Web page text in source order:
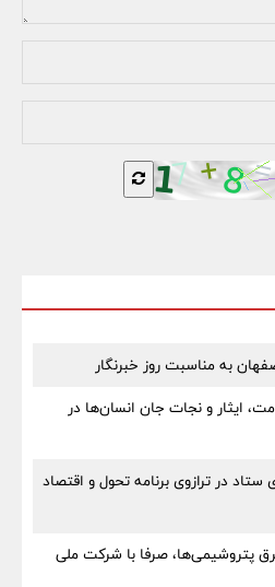
به مناسبت روز خبرنگار
ایثار و نجات جان انسان‌ها در
در ترازوی برنامه تحول و اقتصاد
پتروشیمی‌ها، صرفا با شرکت ملی